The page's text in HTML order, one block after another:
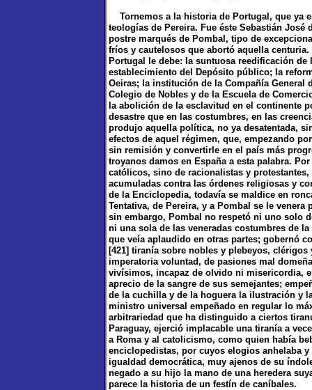
Tornemos a la historia de Portugal, que ya
teologías de Pereira. Fue éste Sebastián José
postre marqués de Pombal, tipo de
fríos y cautelosos que abortó aquella
Portugal le debe: la suntuosa reedificación
establecimiento del Depósito público; la
Oeiras; la institución de la Compañía General
Colegio de Nobles y de la Escuela de
la abolición de la esclavitud en el continente
desastre que en las costumbres, en las
produjo aquella política, no ya desatentada,
efectos de aquel régimen, que, empezando
sin remisión y convertirle en el país más
troyanos damos en España a esta palabra.
católicos, sino de racionalistas y
acumuladas contra las órdenes religiosas y
de la Enciclopedia, todavía se maldice en
Tentativa, de Pereira, y a Pombal se le
sin embargo, Pombal no respetó ni uno solo
ni una sola de las veneradas costumbres de
que veía aplaudido en otras partes; gobernó
[421] tiranía sobre nobles y plebeyos,
imperatoria voluntad, de pasiones mal
vivísimos, incapaz de olvido ni misericordia,
aprecio de la sangre de sus semejantes;
de la cuchilla y de la hoguera la ilustración y
ministro universal empeñado en regular lo
arbitrariedad que ha distinguido a ciertos
Paraguay, ejerció implacable una tiranía a
a Roma y al catolicismo, como quien había
enciclopedistas, por cuyos elogios anhelaba
igualdad democrática, muy ajenos de su
negado a su hijo la mano de una heredera
parece la historia de un festín de caníbales.